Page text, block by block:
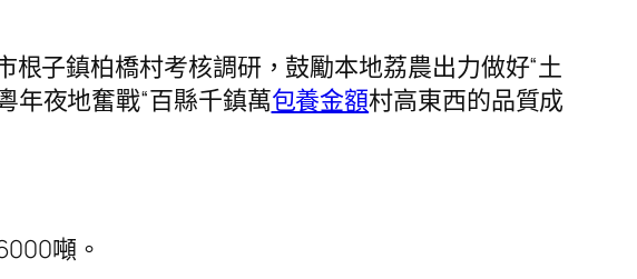
根子鎮柏橋村考核調研，鼓勵本地荔農出力做好“土
年夜地奮戰“百縣千鎮萬包養金額村高東西的品質成
噸。